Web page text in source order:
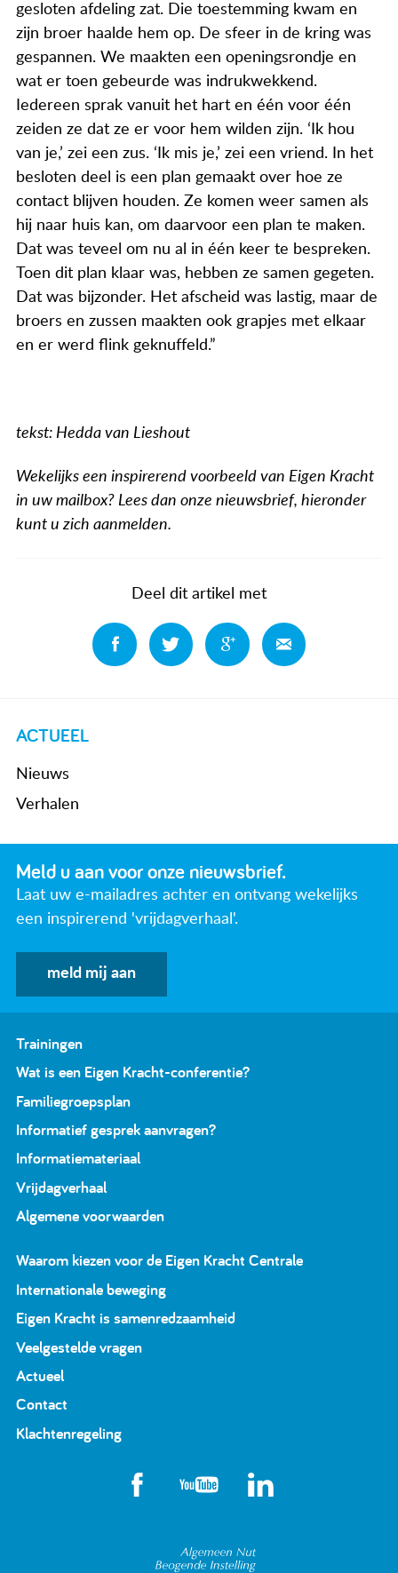
ACTUEEL
Nieuws
Verhalen
gesloten afdeling zat. Die toestemming kwam en
zijn broer haalde hem op. De sfeer in de kring was
gespannen. We maakten een openingsrondje en
wat er toen gebeurde was indrukwekkend.
Iedereen sprak vanuit het hart en één voor één
zeiden ze dat ze er voor hem wilden zijn. ‘Ik hou
van je,’ zei een zus. ‘Ik mis je,’ zei een vriend. In het
besloten deel is een plan gemaakt over hoe ze
contact blijven houden. Ze komen weer samen als
hij naar huis kan, om daarvoor een plan te maken.
Dat was teveel om nu al in één keer te bespreken.
Toen dit plan klaar was, hebben ze samen gegeten.
Dat was bijzonder. Het afscheid was lastig, maar de
broers en zussen maakten ook grapjes met elkaar
en er werd flink geknuffeld.”
tekst: Hedda van Lieshout
Wekelijks een inspirerend voorbeeld van Eigen Kracht
in uw mailbox? Lees dan onze nieuwsbrief, hieronder
kunt u zich aanmelden.
Deel dit artikel met
Deel Deel Deel
Meld u aan voor onze nieuwsbrief.
Laat uw e-mailadres achter en ontvang wekelijks
een inspirerend 'vrijdagverhaal'.
meld mij aan
Trainingen
Wat is een Eigen Kracht-conferentie?
Familiegroepsplan
Informatief gesprek aanvragen?
Informatiemateriaal
Vrijdagverhaal
Algemene voorwaarden
Waarom kiezen voor de Eigen Kracht Centrale
Internationale beweging
Eigen Kracht is samenredzaamheid
Veelgestelde vragen
Actueel
Contact
Klachtenregeling